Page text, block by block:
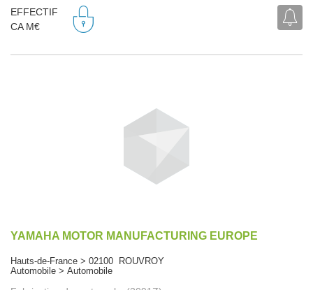
EFFECTIF
CA M€
YAMAHA MOTOR MANUFACTURING EUROPE
Hauts-de-France > 02100 ROUVROY
Automobile > Automobile